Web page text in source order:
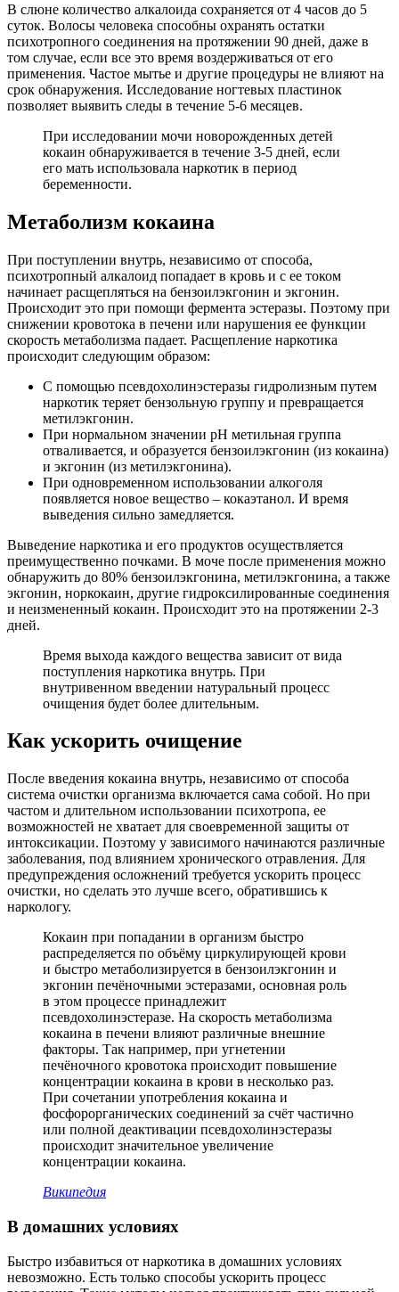
В слюне количество алкалоида сохраняется от 4 часов до 5
суток. Волосы человека способны охранять остатки
психотропного соединения на протяжении 90 дней, даже в
том случае, если все это время воздерживаться от его
применения. Частое мытье и другие процедуры не влияют на
срок обнаружения. Исследование ногтевых пластинок
позволяет выявить следы в течение 5-6 месяцев.
При исследовании мочи новорожденных детей
кокаин обнаруживается в течение 3-5 дней, если
его мать использовала наркотик в период
беременности.
Метаболизм кокаина
При поступлении внутрь, независимо от способа,
психотропный алкалоид попадает в кровь и с ее током
начинает расщепляться на бензоилэкгонин и экгонин.
Происходит это при помощи фермента эстеразы. Поэтому при
снижении кровотока в печени или нарушения ее функции
скорость метаболизма падает. Расщепление наркотика
происходит следующим образом:
С помощью псевдохолинэстеразы гидролизным путем
наркотик теряет бензольную группу и превращается
метилэкгонин.
При нормальном значении pH метильная группа
отваливается, и образуется бензоилэкгонин (из кокаина)
и экгонин (из метилэкгонина).
При одновременном использовании алкоголя
появляется новое вещество – кокаэтанол. И время
выведения сильно замедляется.
Выведение наркотика и его продуктов осуществляется
преимущественно почками. В моче после применения можно
обнаружить до 80% бензоилэкгонина, метилэкгонина, а также
экгонин, норкокаин, другие гидроксилированные соединения
и неизмененный кокаин. Происходит это на протяжении 2-3
дней.
Время выхода каждого вещества зависит от вида
поступления наркотика внутрь. При
внутривенном введении натуральный процесс
очищения будет более длительным.
Как ускорить очищение
После введения кокаина внутрь, независимо от способа
система очистки организма включается сама собой. Но при
частом и длительном использовании психотропа, ее
возможностей не хватает для своевременной защиты от
интоксикации. Поэтому у зависимого начинаются различные
заболевания, под влиянием хронического отравления. Для
предупреждения осложнений требуется ускорить процесс
очистки, но сделать это лучше всего, обратившись к
наркологу.
Кокаин при попадании в организм быстро
распределяется по объёму циркулирующей крови
и быстро метаболизируется в бензоилэкгонин и
экгонин печёночными эстеразами, основная роль
в этом процессе принадлежит
псевдохолинэстеразе. На скорость метаболизма
кокаина в печени влияют различные внешние
факторы. Так например, при угнетении
печёночного кровотока происходит повышение
концентрации кокаина в крови в несколько раз.
При сочетании употребления кокаина и
фосфорорганических соединений за счёт частично
или полной деактивации псевдохолинэстеразы
происходит значительное увеличение
концентрации кокаина.
Википедия
В домашних условиях
Быстро избавиться от наркотика в домашних условиях
невозможно. Есть только способы ускорить процесс